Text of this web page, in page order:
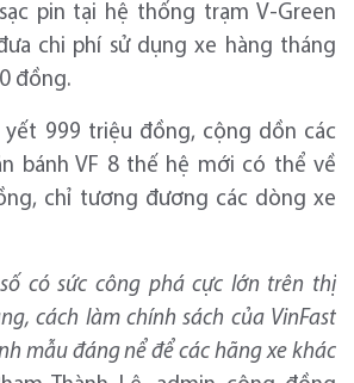
pin tại hệ thống trạm V-Green
chi phí sử dụng xe hàng tháng
đồng.
yết 999 triệu đồng, cộng dồn các
bánh VF 8 thế hệ mới có thể về
chỉ tương đương các dòng xe
có sức công phá cực lớn trên thị
cách làm chính sách của VinFast
mẫu đáng nể để các hãng xe khác